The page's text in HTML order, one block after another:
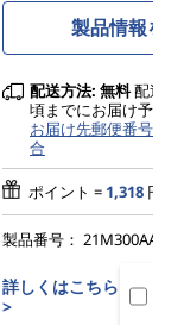
製品情報
配送方法: 無料配送
頃までにお届け予定
お届け先郵便番号
合
ポイント = 1,318 円
製品番号：
詳しくはこちら
>